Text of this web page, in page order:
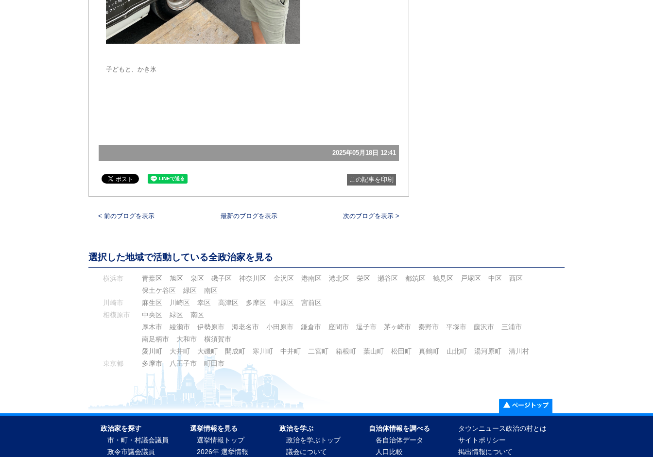
子どもと、かき氷
2025年05月18日 12:41
この記事を印刷
< 前のブログを表示 最新のブログを表示 次のブログを表示 >
選択した地域で活動している全政治家を見る
横浜市 青葉区 旭区 泉区 磯子区 神奈川区 金沢区 港南区 港北区 栄区 瀬谷区 都筑区 鶴見区 戸塚区 中区
西区
保土ケ谷区
緑区
南区
川崎市
麻生区 川崎区 幸区 高津区 多摩区 中原区
宮前区
相模原市
中央区 緑区
南区
厚木市
綾瀬市 伊勢原市 海老名市 小田原市 鎌倉市 座間市 逗子市 茅ヶ崎市 秦野市 平塚市 藤沢市
三浦市
南足柄市
大和市
横須賀市
愛川町
大井町 大磯町 開成町 寒川町 中井町 二宮町 箱根町 葉山町 松田町 真鶴町 山北町 湯河原町
清川村
東京都
多摩市 八王子市 町田市
政治家を探す
市・町・村議会議員
政令市議会議員
選挙情報を見る
選挙情報トップ
2026年 選挙情報
政治を学ぶ
政治を学ぶトップ
議会について
自治体情報を調べる
各自治体データ
人口比較
タウンニュース政治の村とは
サイトポリシー
掲出情報について